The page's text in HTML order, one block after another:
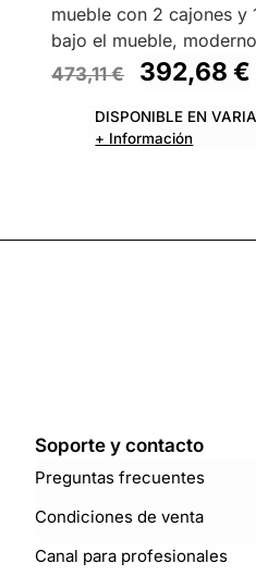
mueble con 2 cajones
bajo el mueble,
473,11€ 392,68€
DISPONIBLE EN
+ Información
Soporte y contacto
Preguntas frecuentes
Condiciones de venta
Canal para profesionales